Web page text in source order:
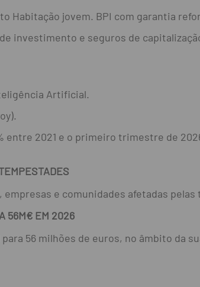
Habitação jovem. BPI com garantia
investimento e seguros de
Artificial.
entre 2021 e o primeiro trimestre de
e comunidades afetadas
56M€ EM 2026
56 milhões de euros, no âmbito da